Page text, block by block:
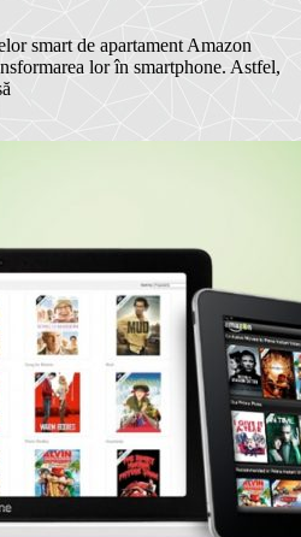
smart de apartament Amazon
lor în smartphone. Astfel,